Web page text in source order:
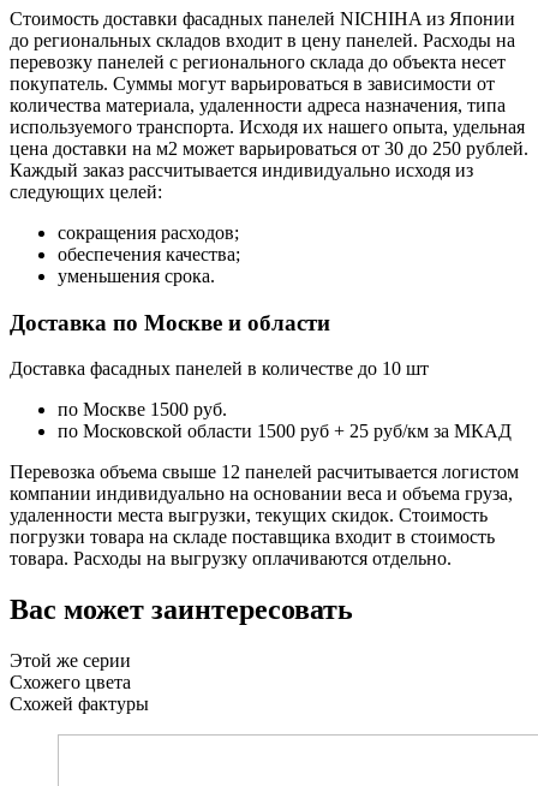
Стоимость доставки фасадных панелей NICHIHA из Японии
до региональных складов входит в цену панелей. Расходы на
перевозку панелей с регионального склада до объекта несет
покупатель. Суммы могут варьироваться в зависимости от
количества материала, удаленности адреса назначения, типа
используемого транспорта. Исходя их нашего опыта, удельная
цена доставки на м2 может варьироваться от 30 до 250 рублей.
Каждый заказ рассчитывается индивидуально исходя из
следующих целей:
сокращения расходов;
обеспечения качества;
уменьшения срока.
Доставка по Москве и области
Доставка фасадных панелей в количестве до 10 шт
по Москве 1500 руб.
по Московской области 1500 руб + 25 руб/км за МКАД
Перевозка объема свыше 12 панелей расчитывается логистом
компании индивидуально на основании веса и объема груза,
удаленности места выгрузки, текущих скидок. Стоимость
погрузки товара на складе поставщика входит в стоимость
товара. Расходы на выгрузку оплачиваются отдельно.
Вас может заинтересовать
Этой же серии
Схожего цвета
Схожей фактуры